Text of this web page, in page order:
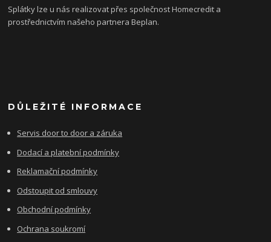
Splátky lze u nás realizovat přes společnost Homecredit a
prostřednictvím našeho partnera Beplan.
DŮLEŽITÉ INFORMACE
Servis door to door a záruka
Dodací a platební podmínky
Reklamační podmínky
Odstoupit od smlouvy
Obchodní podmínky
Ochrana soukromí